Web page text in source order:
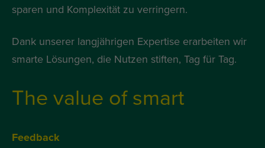
sparen und Komplexität zu verringern.
Dank unserer langjährigen Expertise erarbeiten wir
smarte Lösungen, die Nutzen stiften, Tag für Tag.
The value of smart
Feedback